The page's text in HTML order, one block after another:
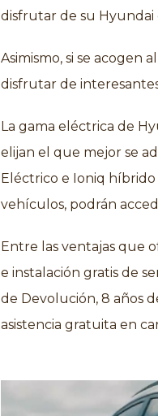
disfrutar de su
Asimismo, si se acogen
disfrutar de
La gama eléctrica de
elijan el que mejor se
Eléctrico e Ioniq
vehículos, podrán
Entre las ventajas que
e instalación gratis de
de Devolución, 8 años
asistencia gratuita en